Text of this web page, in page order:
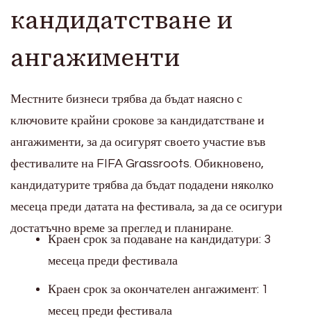
кандидатстване и
ангажименти
Местните бизнеси трябва да бъдат наясно с
ключовите крайни срокове за кандидатстване и
ангажименти, за да осигурят своето участие във
фестивалите на FIFA Grassroots. Обикновено,
кандидатурите трябва да бъдат подадени няколко
месеца преди датата на фестивала, за да се осигури
достатъчно време за преглед и планиране.
Краен срок за подаване на кандидатури: 3
месеца преди фестивала
Краен срок за окончателен ангажимент: 1
месец преди фестивала